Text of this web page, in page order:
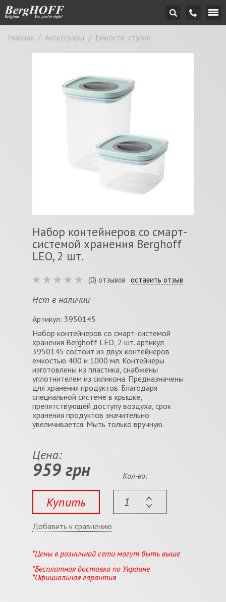
Главная / Аксессуары / Емкости, ступки
Набор контейнеров со смарт-
системой хранения Berghoff
LEO, 2 шт.
(0) отзывов оставить отзыв
Нет в наличии
Артикул: 3950145
Набор контейнеров со смарт-системой
хранения Berghoff LEO, 2 шт. артикул
3950145 состоит из двух контейнеров
емкостью 400 и 1000 мл. Контейнеры
изготовлены из пластика, снабжены
уплотнителем из силикона. Предназначены
для хранения продуктов. Благодаря
специальной системе в крышке,
препятствующей доступу воздуха, срок
хранения продуктов значительно
увеличивается. Мыть только вручную.
Цена:
959 грн
Купить
Кол-во:
Добавить к сравнению
*Цены в розничной сети могут быть выше
*Бесплатная доставка по Украине
*Официальная гарантия